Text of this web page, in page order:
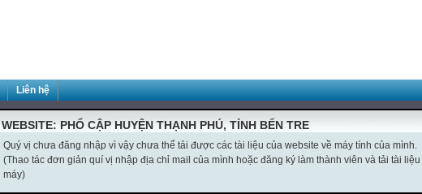
Liên hệ
WEBSITE: PHỔ CẬP HUYỆN THẠNH PHÚ, TỈNH BẾN TRE
Quý vị chưa đăng nhập vì vậy chưa thể tải được các tài liệu của website về máy tính của mình.
(Thao tác đơn giản quí vị nhập địa chỉ mail của mình hoặc đăng ký làm thành viên và tải tài liệu
máy)